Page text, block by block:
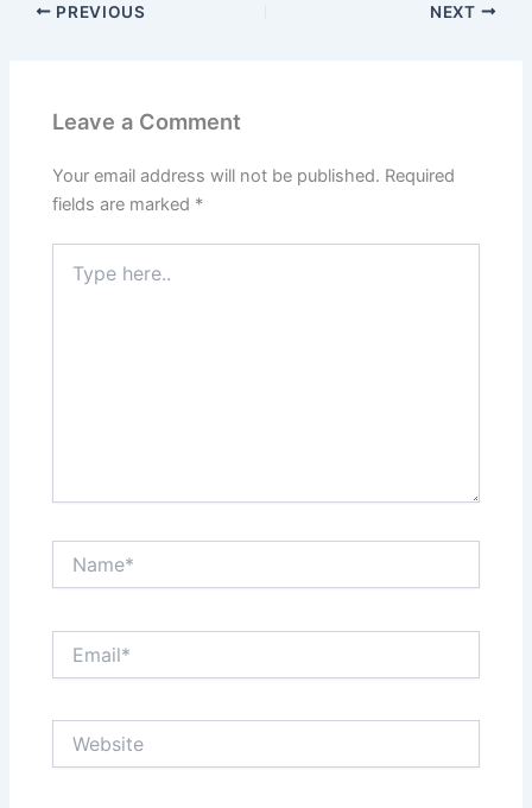
PREVIOUS NEXT
Leave a Comment
Your email address will not be published. Required
fields are marked *
here..